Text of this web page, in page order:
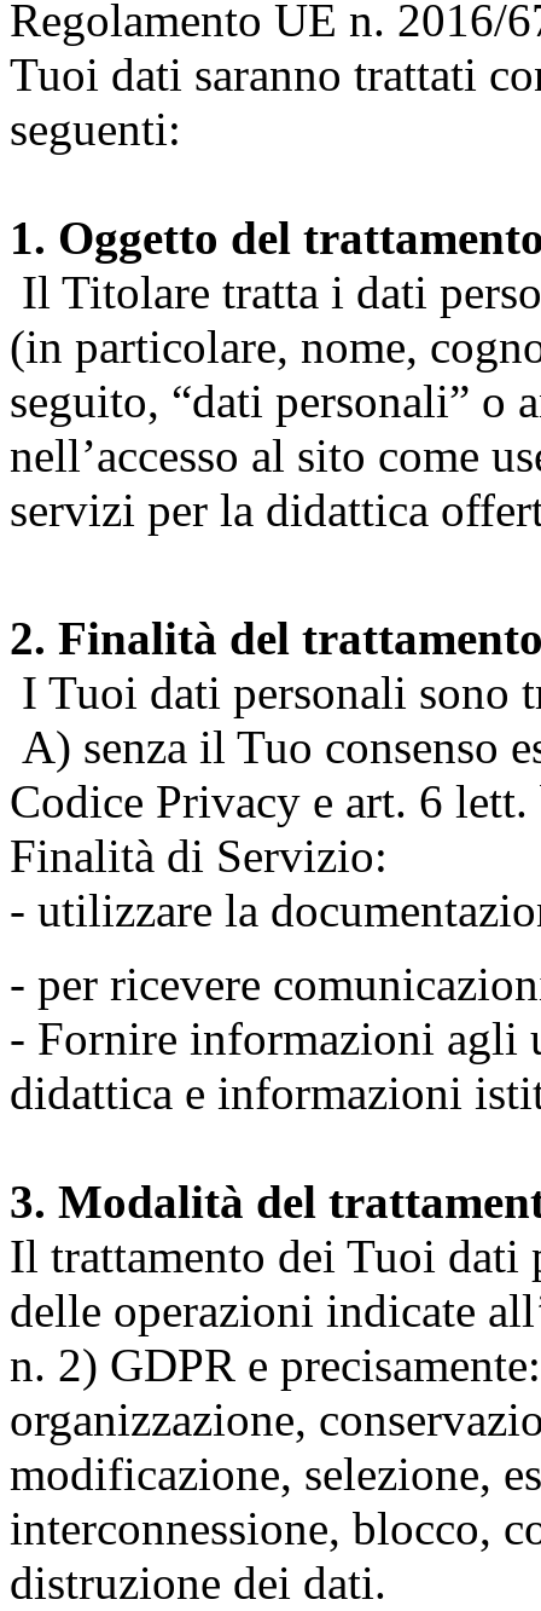
Regolamento UE n. 2016/
Tuoi dati saranno trattati
seguenti:
1. Oggetto del
Il Titolare tratta i dati
(in particolare, nome,
seguito, “dati personali” o
nell’accesso al sito come
servizi per la didattica
2. Finalità del
I Tuoi dati personali sono
A) senza il Tuo consenso
Codice Privacy e art. 6
Finalità di Servizio:
- utilizzare la
- per ricevere
- Fornire informazioni agli
didattica e informazioni
3. Modalità del
Il trattamento dei Tuoi dati
delle operazioni indicate
n. 2) GDPR e
organizzazione,
modificazione, selezione,
interconnessione, blocco,
distruzione dei dati.